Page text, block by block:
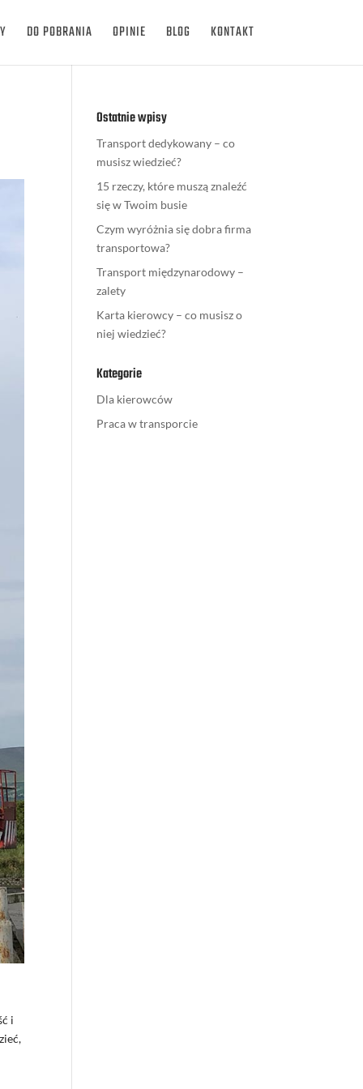
DO POBRANIA OPINIE BLOG KONTAKT
i
Ostatnie wpisy
Transport dedykowany – co
musisz wiedzieć?
15 rzeczy, które muszą znaleźć
się w Twoim busie
Czym wyróżnia się dobra firma
transportowa?
Transport międzynarodowy –
zalety
Karta kierowcy – co musisz o
niej wiedzieć?
Kategorie
Dla kierowców
Praca w transporcie